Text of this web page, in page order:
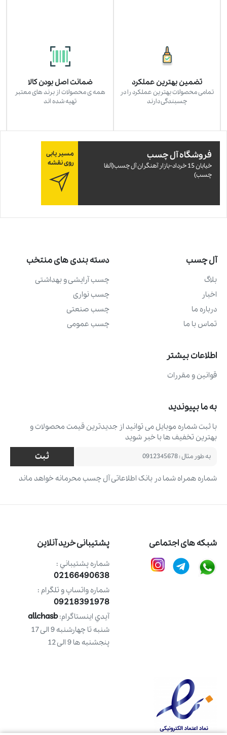
تضمین بهترین عملکرد
تمامی محصولات بهترین عملکرد را در
چسبندگی دارند
ضمانت اصل بودن کالا
همه ی محصولات از برند های معتبر
تهیه شده اند
فروشگاه آل چسب
خيابان 15 خرداد-بازار آهنگران آل چسب(آلفا
چسب)
مسیر یابی
روی نقشه
آل چسب
بلاگ
اخبار
درباره ما
تماس با ما
دسته بندی های منتخب
چسب آرايشی و بهداشتی
چسب نواری
چسب صنعتی
چسب عمومی
اطلاعات بیشتر
قوانین و مقررات
به ما بپیوندید
با ثبت شماره موبایل می ‌توانید از جدیدترین قیمت محصولات و
بهترین تخفیف ‌ها با خبر شوید
ثبت
شماره همراه شما در بانک اطلاعاتی آل چسب محرمانه خواهد ماند
شبکه های اجتماعی پشتیبانی خرید آنلاین
شماره پشتيباني :
02166490638
شماره واتساپ و تلگرام :
09218391978
آيدي اينستاگرام:allchasb
شنبه تا چهارشنبه 9 الی 17
پنجشنبه ها 9 الی 12